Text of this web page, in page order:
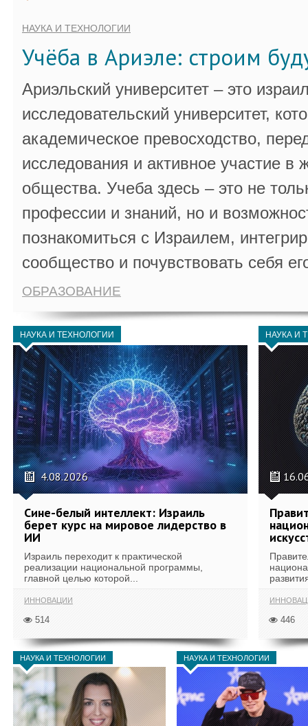
НАУКА И ТЕХНОЛОГИИ
Учёба в Ариэле: строим
Ариэльский университет – это
исследовательский университет,
академическое превосходство,
исследования и активное участие в
общества. Учеба здесь – это не
профессии и знаний, но и
познакомиться с Израилем,
сообщество и почувствовать себя
ОБРАЗОВАНИЕ
НАУКА И ТЕХНОЛОГИИ
4.08.2026
Сине-белый интеллект: Израиль
берет курс на мировое лидерство в
ИИ
Израиль переходит к практической
реализации национальной программы,
главной целью которой...
ИННОВАЦИИ
514
НАУКА И
446
НАУКА И ТЕХНОЛОГИИ НАУКА И ТЕХНОЛОГИИ